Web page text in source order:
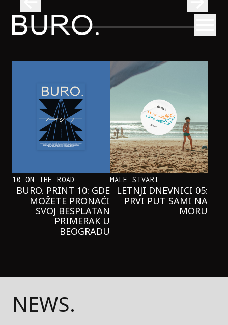
BURO.
KAD SE ISPOD TRGA REPUBLIKE
ZAČUJE OKEAN: SVE O IZLOŽBI
„ATLANTIS”
10 ON THE ROAD
BURO. PRINT 10: GDE
MOŽETE PRONAĆI
SVOJ BESPLATAN
PRIMERAK U
BEOGRADU
MALE STVARI
LETNJI DNEVNICI 05:
PRVI PUT SAMI NA
MORU
NEWS.